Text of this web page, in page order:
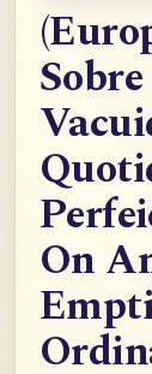
On